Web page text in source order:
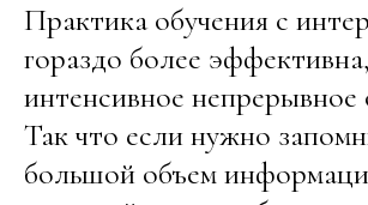
Практика обучения с
гораздо более
интенсивное непрерывное
Так что если нужно
большой объем